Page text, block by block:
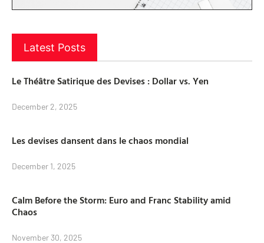
Latest Posts
Le Théâtre Satirique des Devises : Dollar vs. Yen
December 2, 2025
Les devises dansent dans le chaos mondial
December 1, 2025
Calm Before the Storm: Euro and Franc Stability amid
Chaos
November 30, 2025